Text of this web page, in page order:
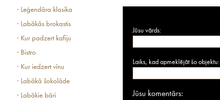
· Leģendāra klasika
· Labākās brokastis
· Kur padzert kafiju
· Bistro
· Kur iedzert vīnu
· Labākā šokolāde
· Labākie bāri
Jūsu vārds:
Laiks, kad apmeklējāt šo objektu:
Jūsu komentārs: